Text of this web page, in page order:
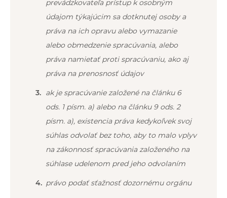
prevádzkovateľa prístup k osobným
údajom týkajúcim sa dotknutej osoby a
práva na ich opravu alebo vymazanie
alebo obmedzenie spracúvania, alebo
práva namietať proti spracúvaniu, ako aj
práva na prenosnosť údajov
ak je spracúvanie založené na článku 6
ods. 1 písm. a) alebo na článku 9 ods. 2
písm. a), existencia práva kedykoľvek svoj
súhlas odvolať bez toho, aby to malo vplyv
na zákonnosť spracúvania založeného na
súhlase udelenom pred jeho odvolaním
právo podať sťažnosť dozornému orgánu